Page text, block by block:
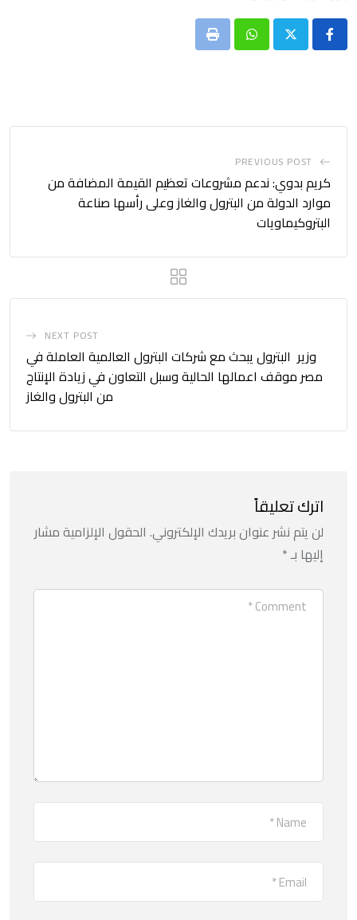
Whatsapp
Print
PREVIOUS POST
كريم بدوي: ندعم مشروعات تعظيم القيمة المضافة من
موارد الدولة من البترول والغاز وعلى رأسها صناعة
البتروكيماويات
NEXT POST
وزير البترول يبحث مع شركات البترول العالمية العاملة في
مصر موقف اعمالها الحالية وسبل التعاون في زيادة الإنتاج
من البترول والغاز
اترك تعليقاً
لن يتم نشر عنوان بريدك الإلكتروني. الحقول الإلزامية مشار
إليها بـ*